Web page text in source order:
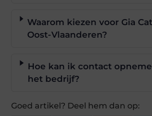
Waarom kiezen voor Gia
Oost-Vlaanderen?
Hoe kan ik contact
het bedrijf?
Goed artikel? Deel hem dan op: